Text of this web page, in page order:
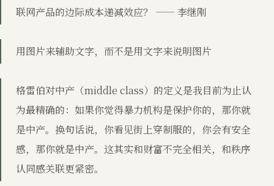
联网产品的边际成本递减效应？ —— 李继刚
用图片来辅助文字，而不是用文字来说明图片
格雷伯对中产（middle class）的定义是我目前为止认
为最精确的：如果你觉得暴力机构是保护你的，那你就
是中产。换句话说，你看见街上穿制服的，你会有安全
感，那你就是中产。这其实和财富不完全相关，和秩序
认同感关联更紧密。